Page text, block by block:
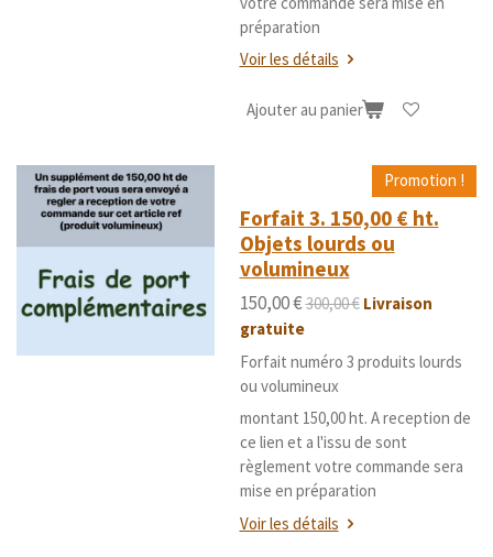
préparation
Voir les détails
Ajouter au panier
Promotion !
Forfait 3. 150,00 € ht.
Objets lourds ou
volumineux
150,00 €300,00 € Livraison
gratuite
Forfait numéro 3 produits lourds
ou volumineux
montant 150,00 ht. A reception de
ce lien et a l'issu de sont
règlement votre commande sera
mise en préparation
Voir les détails